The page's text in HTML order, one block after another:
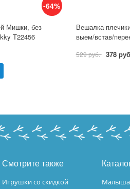
-64%
Мишки, без
Т22456
Вешалка-
выем/встав/
529 руб. 378
Смотрите также
Игрушки со скидкой